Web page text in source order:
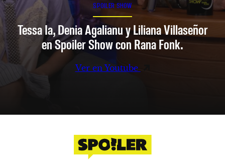
SPOILER SHOW
Tessa Ia, Denia Agalianu y Liliana Villaseñor
en Spoiler Show con Rana Fonk.
Ver en Youtube